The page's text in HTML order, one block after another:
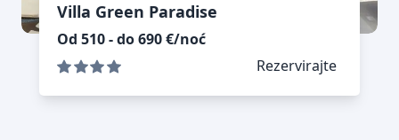
Villa Green Paradise
Od 510 - do 690 €/noć
Rezervirajte